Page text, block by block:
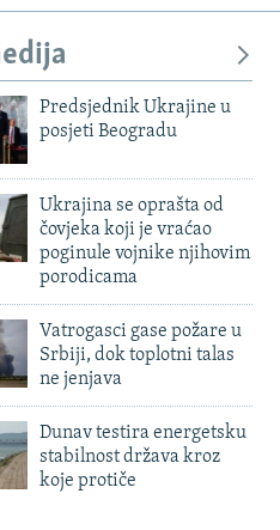
Predsjednik Ukrajine u
posjeti Beogradu
Ukrajina se oprašta od
čovjeka koji je vraćao
poginule vojnike njihovim
porodicama
Vatrogasci gase požare u
Srbiji, dok toplotni talas
ne jenjava
Dunav testira energetsku
stabilnost država kroz
koje protiče